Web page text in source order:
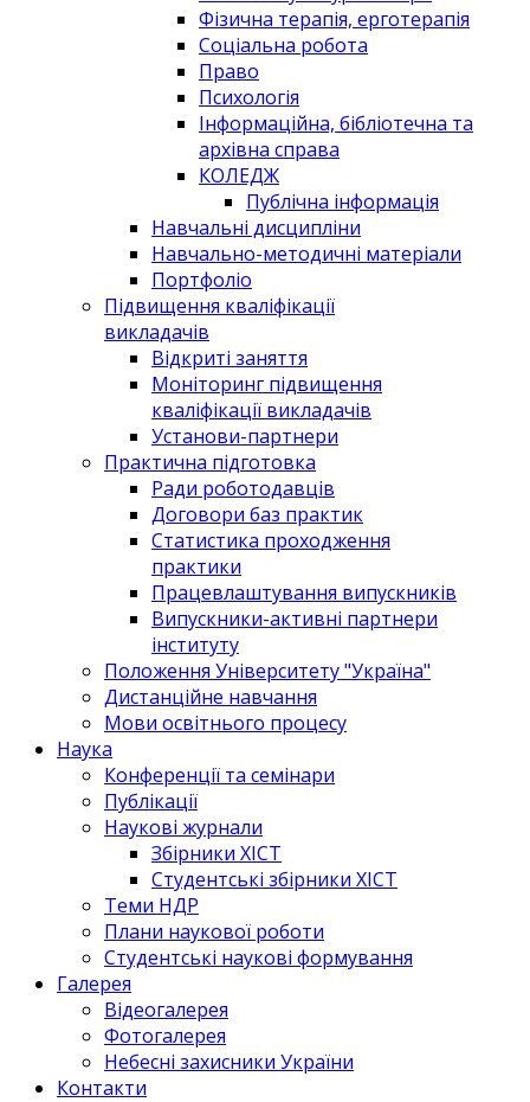
Фізична терапія, ерготерапія
Соціальна робота
Право
Психологія
Інформаційна, бібліотечна та
архівна справа
КОЛЕДЖ
Публічна інформація
Навчальні дисципліни
Навчально-методичні матеріали
Портфоліо
Підвищення кваліфікації
викладачів
Відкриті заняття
Моніторинг підвищення
кваліфікації викладачів
Установи-партнери
Практична підготовка
Ради роботодавців
Договори баз практик
Статистика проходження
практики
Працевлаштування випускників
Випускники-активні партнери
інституту
Положення Університету "Україна"
Дистанційне навчання
Мови освітнього процесу
Наука
Конференції та семінари
Публікації
Наукові журнали
Збірники ХІСТ
Студентські збірники ХІСТ
Теми НДР
Плани наукової роботи
Студентські наукові формування
Галерея
Відеогалерея
Фотогалерея
Небесні захисники України
Контакти